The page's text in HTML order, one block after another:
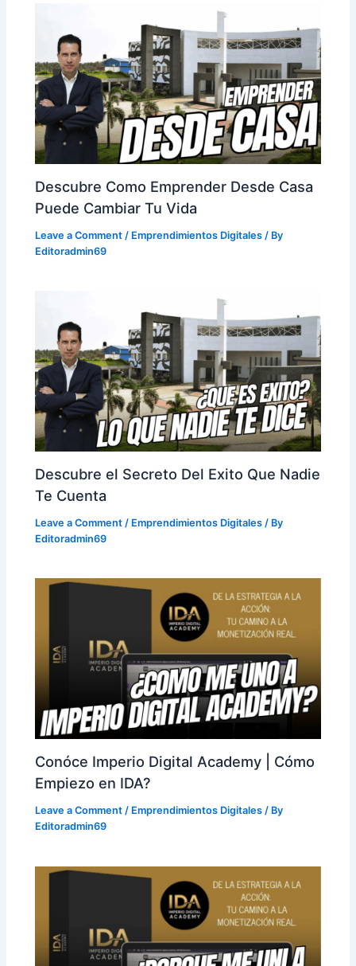
Descubre Como Emprender Desde Casa
Puede Cambiar Tu Vida
Leave a Comment / Emprendimientos Digitales / By
Editoradmin69
Descubre el Secreto Del Exito Que Nadie
Te Cuenta
Leave a Comment / Emprendimientos Digitales / By
Editoradmin69
Conóce Imperio Digital Academy | Cómo
Empiezo en IDA?
Leave a Comment / Emprendimientos Digitales / By
Editoradmin69